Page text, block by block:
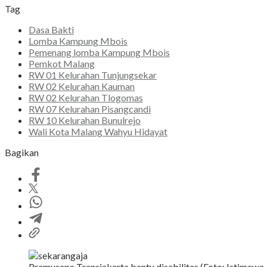
Tag
Dasa Bakti
Lomba Kampung Mbois
Pemenang lomba Kampung Mbois
Pemkot Malang
RW 01 Kelurahan Tunjungsekar
RW 02 Kelurahan Kauman
RW 02 Kelurahan Tlogomas
RW 07 Kelurahan Pisangcandi
RW 10 Kelurahan Bunulrejo
Wali Kota Malang Wahyu Hidayat
Bagikan